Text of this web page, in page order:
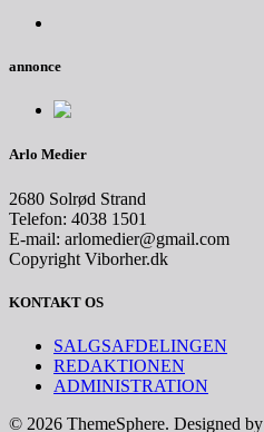
annonce
Arlo Medier
2680 Solrød Strand
Telefon: 4038 1501
E-mail: arlomedier@gmail.com
Copyright Viborher.dk
KONTAKT OS
SALGSAFDELINGEN
REDAKTIONEN
ADMINISTRATION
© 2026 ThemeSphere. Designed by